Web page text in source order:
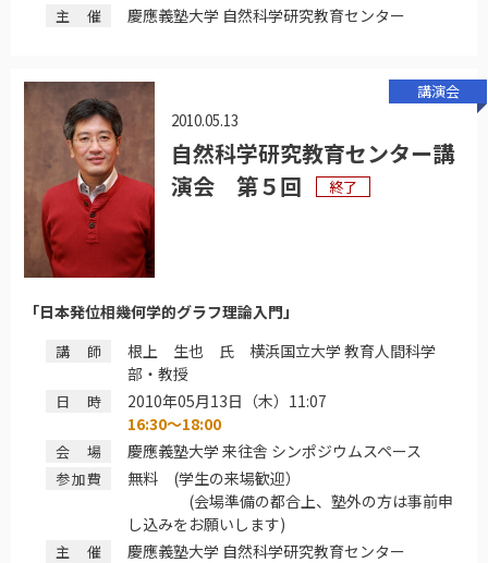
主催 慶應義塾大学 自然科学研究教育センター
講演会
2010.05.13
自然科学研究教育センター講
演会 第５回
終了
「日本発位相幾何学的グラフ理論入門」
講師
根上 生也 氏 横浜国立大学 教育人間科学
部・教授
日時
2010年05月13日（木）11:07
16:30～18:00
会場 慶應義塾大学 来往舎 シンポジウムスペース
参加費
無料 (学生の来場歓迎）
(会場準備の都合上、塾外の方は事前申
し込みをお願いします)
主催 慶應義塾大学 自然科学研究教育センター